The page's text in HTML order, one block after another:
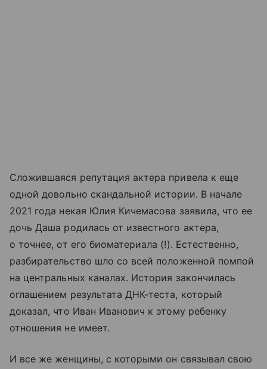
Сложившаяся репутация актера привела к еще
одной довольно скандальной истории. В начале
2021 года некая Юлия Кичемасова заявила, что ее
дочь Даша родилась от известного актера,
о точнее, от его биоматериала (!). Естественно,
разбирательство шло со всей положенной помпой
на центральных каналах. История закончилась
оглашением результата ДНК-теста, который
доказал, что Иван Иванович к этому ребенку
отношения не имеет.
И все же женщины, с которыми он связывал свою